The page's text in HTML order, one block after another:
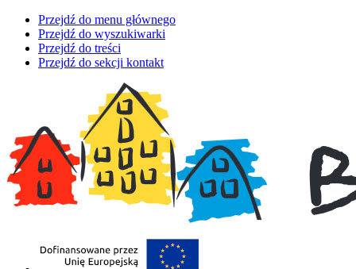
Przejdź do menu głównego
Przejdź do wyszukiwarki
Przejdź do treści
Przejdź do sekcji kontakt